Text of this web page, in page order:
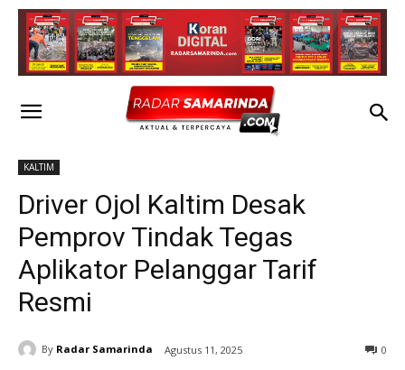
KALTIM
Driver Ojol Kaltim Desak
Pemprov Tindak Tegas
Aplikator Pelanggar Tarif
Resmi
By Radar Samarinda Agustus 11, 2025 0